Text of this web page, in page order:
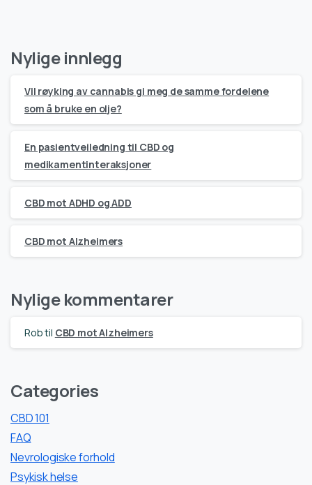
Nylige innlegg
Vil røyking av cannabis gi meg de samme fordelene
som å bruke en olje?
En pasientveiledning til CBD og
medikamentinteraksjoner
CBD mot ADHD og ADD
CBD mot Alzheimers
Nylige kommentarer
Robtil CBD mot Alzheimers
Categories
CBD 101
FAQ
Nevrologiske forhold
Psykisk helse